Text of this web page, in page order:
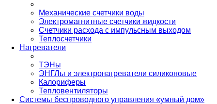
Механические счетчики воды
Электромагнитные счетчики жидкости
Счетчики расхода с импульсным выходом
Теплосчетчики
Нагреватели
ТЭНы
ЭНГЛы и электронагреватели силиконовые
Калориферы
Тепловентиляторы
Системы беспроводного управления «умный дом»